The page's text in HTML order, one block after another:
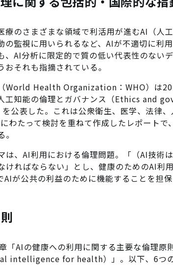
のさまざまな領域で利活用が進むAI（人
監視に用いられるなど、AIが不適切に利
AI分析に限定的で質の低い代表性のない
それも指摘されている。
World Health Organization：WHO）は
工知能の倫理とガバナンス（Ethics and
表した。これは公衆衛生、医学、法律、
わたって検討を重ねて作成したレポートで
は、AI利用における倫理問題。「（AI技術
ければならない」とし、健康のためのAI利
が公共の利益のために機能することを担
「AIの健康への利用に関する主要な倫理原
for health）」。以下、6つの